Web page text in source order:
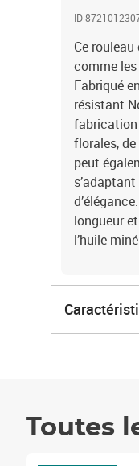
ID
Ce
comme
Fabriqué
fabrication
florales,
peut
longueur
l’huile
Toutes